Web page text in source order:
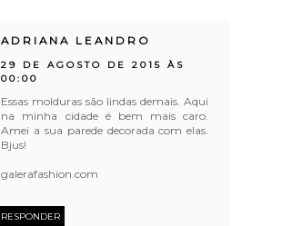
ADRIANA LEANDRO
29 DE AGOSTO DE 2015 ÀS
00:00
Essas molduras são lindas demais. Aqui
na minha cidade é bem mais caro.
Amei a sua parede decorada com elas.
Bjus!
galerafashion.com
RESPONDER